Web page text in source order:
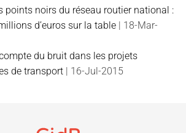
points noirs du réseau routier national :
d’euros sur la table | 18-Mar-
du bruit dans les projets
de transport | 16-Jul-2015